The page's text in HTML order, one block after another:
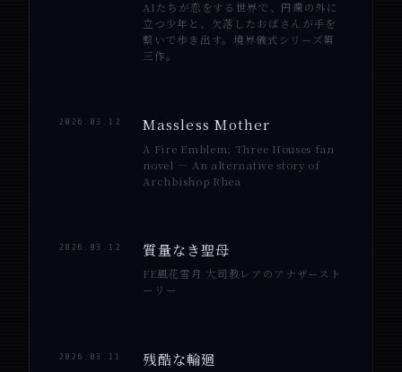
AIたちが恋をする世界で、円環の外に
立つ少年と、欠落したおばさんが手を
繋いで歩き出す。境界儀式シリーズ第
三作。
2026.03.12 Massless Mother
A Fire Emblem: Three Houses fan
novel — An alternative story of
Archbishop Rhea
2026.03.12 質量なき聖母
FE風花雪月 大司教レアのアナザースト
ーリー
2026.03.11 残酷な輪廻